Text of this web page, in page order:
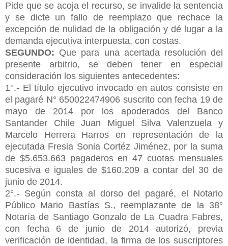
Pide que se acoja el recurso, se invalide la sentencia
y se dicte un fallo de reemplazo que rechace la
excepción de nulidad de la obligación y dé lugar a la
demanda ejecutiva interpuesta, con costas.
SEGUNDO: Que para una acertada resolución del
presente arbitrio, se deben tener en especial
consideración los siguientes antecedentes:
1°.- El título ejecutivo invocado en autos consiste en
el pagaré N° 650022474906 suscrito con fecha 19 de
mayo de 2014 por los apoderados del Banco
Santander Chile Juan Miguel Silva Valenzuela y
Marcelo Herrera Harros en representación de la
ejecutada Fresia Sonia Cortéz Jiménez, por la suma
de $5.653.663 pagaderos en 47 cuotas mensuales
sucesiva e iguales de $160.209 a contar del 30 de
junio de 2014.
2°.- Según consta al dorso del pagaré, el Notario
Público Mario Bastías S., reemplazante de la 38°
Notaría de Santiago Gonzalo de La Cuadra Fabres,
con fecha 6 de junio de 2014 autorizó, previa
verificación de identidad, la firma de los suscriptores